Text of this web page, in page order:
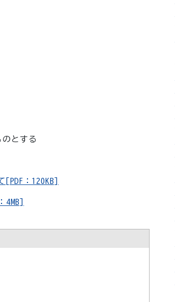
とする
：120KB]
4MB]